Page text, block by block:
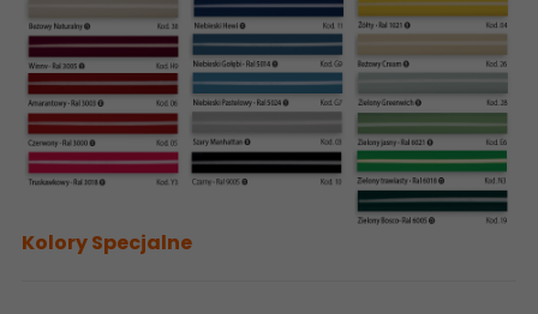
Kolory Specjalne